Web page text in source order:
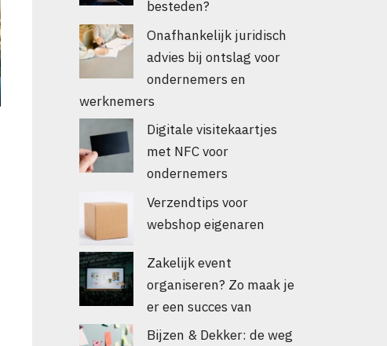
besteden?
Onafhankelijk juridisch
advies bij ontslag voor
ondernemers en
werknemers
Digitale visitekaartjes
met NFC voor
ondernemers
Verzendtips voor
webshop eigenaren
Zakelijk event
organiseren? Zo maak je
er een succes van
Bijzen & Dekker: de weg